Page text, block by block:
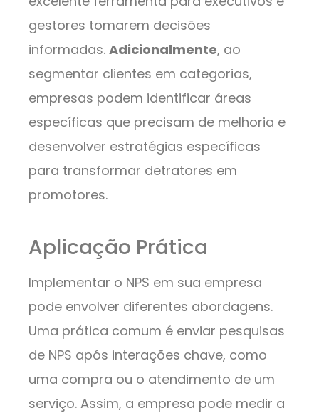
gestores tomarem decisões
informadas. Adicionalmente, ao
segmentar clientes em categorias,
empresas podem identificar áreas
específicas que precisam de melhoria e
desenvolver estratégias específicas
para transformar detratores em
promotores.
Aplicação Prática
Implementar o NPS em sua empresa
pode envolver diferentes abordagens.
Uma prática comum é enviar pesquisas
de NPS após interações chave, como
uma compra ou o atendimento de um
serviço. Assim, a empresa pode medir a